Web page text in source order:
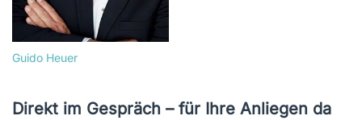
Guido Heuer
Direkt im Gespräch – für Ihre Anliegen da